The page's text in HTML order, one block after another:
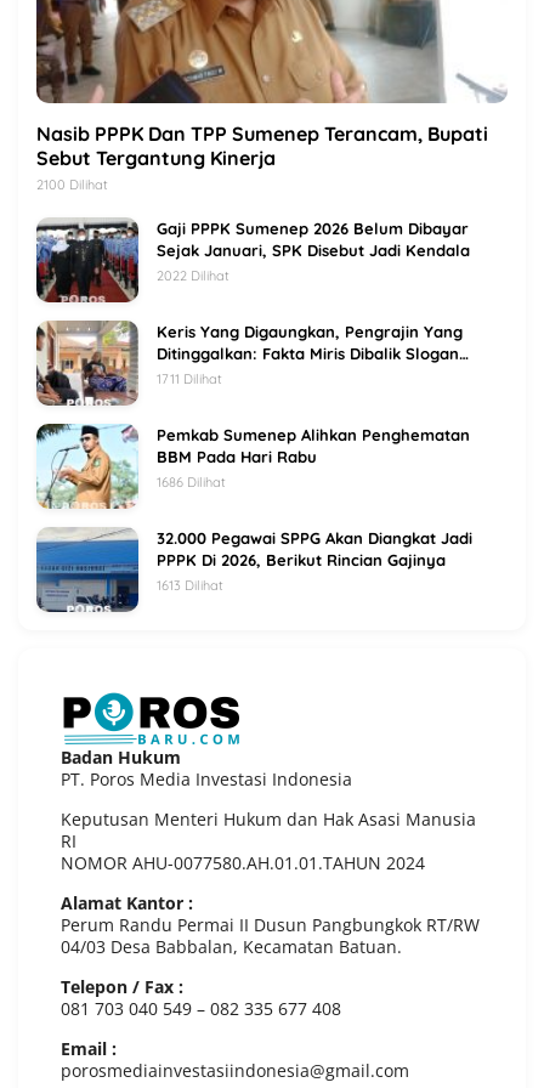
Nasib PPPK Dan TPP Sumenep Terancam, Bupati
Sebut Tergantung Kinerja
2100 Dilihat
Gaji PPPK Sumenep 2026 Belum Dibayar
Sejak Januari, SPK Disebut Jadi Kendala
2022 Dilihat
Keris Yang Digaungkan, Pengrajin Yang
Ditinggalkan: Fakta Miris Dibalik Slogan
Sumenep Kota Keris
1711 Dilihat
Pemkab Sumenep Alihkan Penghematan
BBM Pada Hari Rabu
1686 Dilihat
32.000 Pegawai SPPG Akan Diangkat Jadi
PPPK Di 2026, Berikut Rincian Gajinya
1613 Dilihat
Badan Hukum
PT. Poros Media Investasi Indonesia
Keputusan Menteri Hukum dan Hak Asasi Manusia
RI
NOMOR AHU-0077580.AH.01.01.TAHUN 2024
Alamat Kantor :
Perum Randu Permai II Dusun Pangbungkok RT/RW
04/03 Desa Babbalan, Kecamatan Batuan.
Telepon / Fax :
081 703 040 549 – 082 335 677 408
Email :
porosmediainvestasiindonesia@gmail.com